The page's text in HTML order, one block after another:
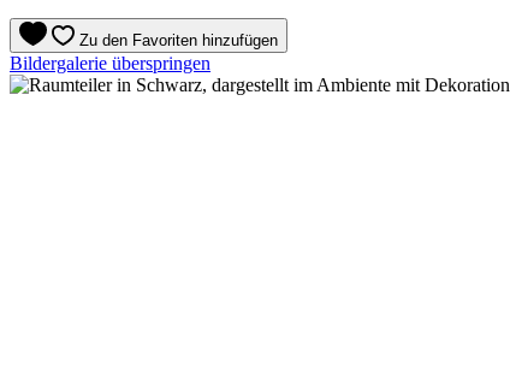
Zu den Favoriten hinzufügen
Bildergalerie überspringen